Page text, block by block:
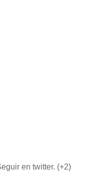
en twitter. (+2)